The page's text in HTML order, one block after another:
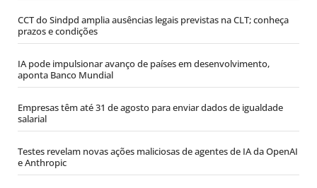
CCT do Sindpd amplia ausências legais previstas na CLT; conheça
prazos e condições
IA pode impulsionar avanço de países em desenvolvimento,
aponta Banco Mundial
Empresas têm até 31 de agosto para enviar dados de igualdade
salarial
Testes revelam novas ações maliciosas de agentes de IA da OpenAI
e Anthropic